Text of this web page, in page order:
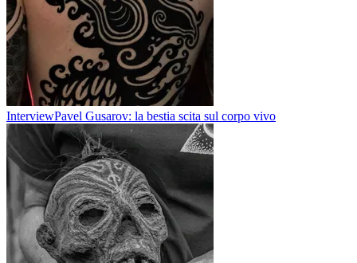
InterviewPavel Gusarov: la bestia scita sul corpo vivo